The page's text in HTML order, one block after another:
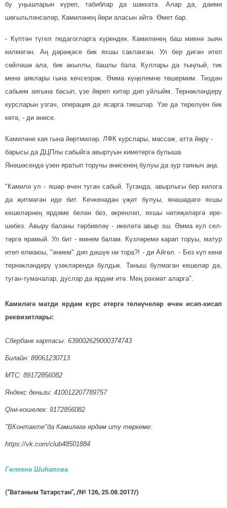
бу уңышларын күреп, табиб­лар да шакката. Алар да, даими
шөгыльләнсәләр, Ками­ләнең йөри аласын әйтә. Өмет бар.
- Күптән түгел педагогларга күрендек. Камиләнең баш миенә зыян
килмәгән. Аң дәрәҗәсе бик яхшы сакланган. Ул бер дигән итеп
сөйләшә ала, бик акыллы, башлы бала. Куллары да тыңлый, тик
менә аяклары гына көчсезрәк. Әмма күңелемне төшермим. Тиздән
сабыем аягына басып, үзе йөреп ки­тәр дип уйлыйм. Тернәкләндерү
курс­ларын узгач, операция дә ясарга тиешләр. Үзе дә терелүен бик
көтә, - ди әнисе.
Камиләне кая гына йөртмиләр. ЛФК курслары, массаж, атта йөрү -
барысы да ДЦПлы сабыйга авыртуын киметергә булыша.
Янәшәсендә үзен яратып торучы әнисенең булуы да зур таяныч аңа.
"Камилә ул - яшәр өчен туган сабый. Туганда, авырлыгы бер килога
да җитмәгән иде бит. Кеч­кенәдән үҗәт булуы, янәшәдәге яхшы
кешеләрнең ярдәме белән без, әкренләп, яхшы нәтиҗәләргә ире­
шәбез. Авыру баланы тәр­бия­ләү - икеләтә авыр эш. Әмма кул сел­
тәргә ярамый. Ул бит - минем балам. Күзләремә карап торуы, матур
итеп елмаюы, "әнием" дип дәшүе ни тора?! - ди Айгөл. - Без күп кенә
тернәкләндерү үзәклә­рендә булдык. Таныш булмаган кеше­ләр дә,
туган-тумачалар, дуслар да ярдәм итә. Мең рәхмәт аларга".
Камиләгә матди ярдәм күрс ә­тергә теләүчеләр өчен исәп-хисап
реквизитлары:
Сбербанк картасы: 639002629000374743
Билайн: 89061230713
МТС: 89172856082
Яндекс деньги: 410012207789757
Qiwi-кошелек: 9172856082
"ВКонтакте"да Камиләгә ярдәм итү төркеме:
https://vk.com/club48501884
Гөлгенә Шиһапова
("Ватаным Татарстан", /№ 126, 25.08.2017/)